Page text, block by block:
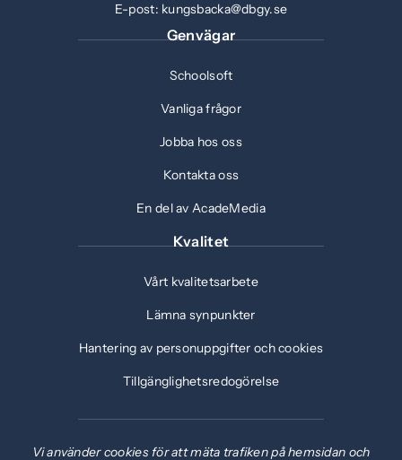
E-post: kungsbacka@dbgy.se
Genvägar
Schoolsoft
Vanliga frågor
Jobba hos oss
Kontakta oss
En del av AcadeMedia
Kvalitet
Vårt kvalitetsarbete
Lämna synpunkter
Hantering av personuppgifter och cookies
Tillgänglighetsredogörelse
Vi använder cookies för att mäta trafiken på hemsidan och